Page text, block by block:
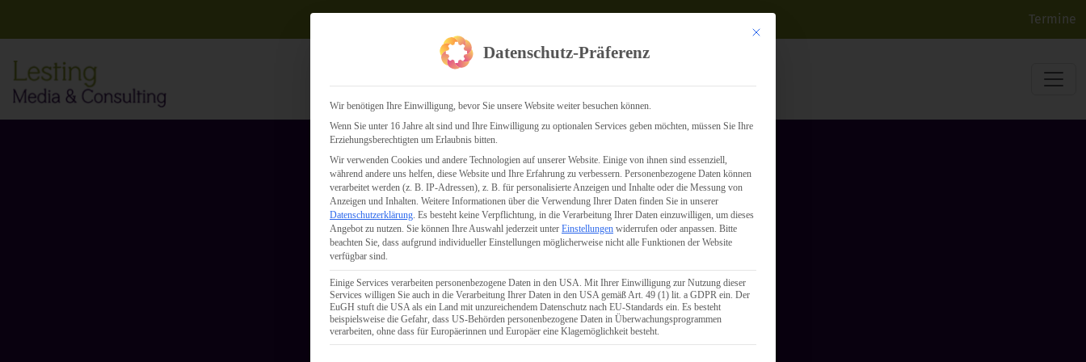
Termine
Lesting Media &
Consulting: Wir
haben Lösungen
für jede Branche
Mit diesem Button wird der Dialog geschlossen. Seine Funktionalität ist identisch mit
Datenschutz-Präferenz
Wir benötigen Ihre Einwilligung, bevor Sie unsere Website weiter besuchen können.
Wenn Sie unter 16 Jahre alt sind und Ihre Einwilligung zu optionalen Services geben möchten, müssen Sie Ihre
Erziehungsberechtigten um Erlaubnis bitten.
Wir verwenden Cookies und andere Technologien auf unserer Website. Einige von ihnen sind essenziell,
während andere uns helfen, diese Website und Ihre Erfahrung zu verbessern. Personenbezogene Daten können
verarbeitet werden (z. B. IP-Adressen), z. B. für personalisierte Anzeigen und Inhalte oder die Messung von
Anzeigen und Inhalten. Weitere Informationen über die Verwendung Ihrer Daten finden Sie in unserer
Datenschutzerklärung. Es besteht keine Verpflichtung, in die Verarbeitung Ihrer Daten einzuwilligen, um dieses
Angebot zu nutzen. Sie können Ihre Auswahl jederzeit unter Einstellungen widerrufen oder anpassen. Bitte
beachten Sie, dass aufgrund individueller Einstellungen möglicherweise nicht alle Funktionen der Website
verfügbar sind.
Einige Services verarbeiten personenbezogene Daten in den USA. Mit Ihrer Einwilligung zur Nutzung dieser
Services willigen Sie auch in die Verarbeitung Ihrer Daten in den USA gemäß Art. 49 (1) lit. a GDPR ein. Der
EuGH stuft die USA als ein Land mit unzureichendem Datenschutz nach EU-Standards ein. Es besteht
beispielsweise die Gefahr, dass US-Behörden personenbezogene Daten in Überwachungsprogrammen
verarbeiten, ohne dass für Europäerinnen und Europäer eine Klagemöglichkeit besteht.